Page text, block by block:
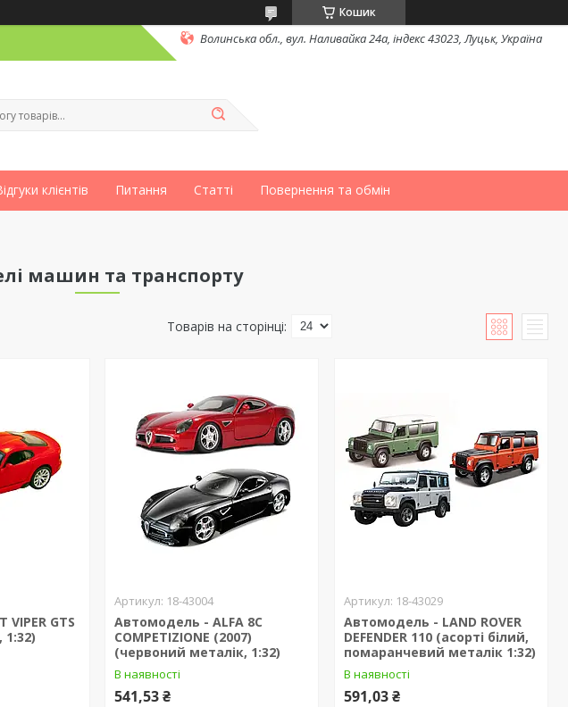
Кошик
Волинська обл., вул. Наливайка 24а, індекс 43023, Луцьк, Україна
клієнтів Питання Статті Повернення та обмін
машин та транспорту
GTS
1:32)
18-43004
Автомодель - ALFA 8C
COMPETIZIONE (2007)
(червоний металік, 1:32)
В наявності
541,53 ₴
18-43029
Автомодель - LAND ROVER
DEFENDER 110 (асорті білий,
помаранчевий металік 1:32)
В наявності
591,03 ₴